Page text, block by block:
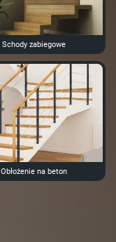
Schody zabiegowe
Obłożenie na beton